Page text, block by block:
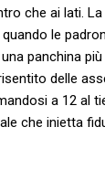
che ai lati.
le
panchina più
delle
a 12 al
che inietta